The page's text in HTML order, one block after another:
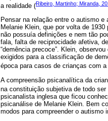
a realidade (Ribeiro, Martinho; Miranda,
Pensar na relação entre o autismo
Melanie Klein, que por volta de
não possuía definições e nem tão
fala, falta de reciprocidade afetiva,
“demência precoce”. Klein,
exigidos para a classificação de
época para casos de crianças com
A compreensão psicanalítica da
na constituição subjetiva de todo
psicanalista inglesa que ficou
psicanálise de Melanie Klein. Bem
modos para compreender o